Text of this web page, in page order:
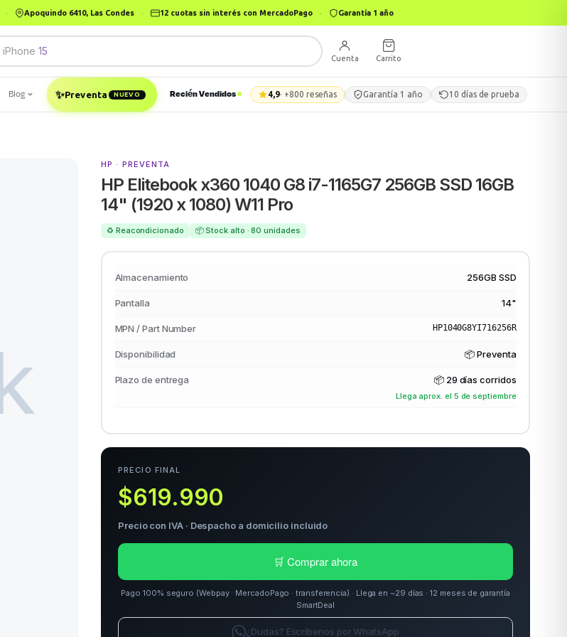
· Apoquindo 6410, Las Condes · 12 cuotas sin interés con MercadoPago · Garantía 1 año
Cuenta Carrito
Blog ✨Preventa NUEVO Recién Vendidos 4,9· +800 reseñas Garantía 1 año 10 días de prueba
HP · PREVENTA
HP Elitebook x360 1040 G8 i7-1165G7 256GB SSD 16GB
14" (1920 x 1080) W11 Pro
♻️ Reacondicionado 📦 Stock alto · 80 unidades
Almacenamiento 256GB SSD
Pantalla 14"
MPN / Part Number HP1040G8YI716256R
Disponibilidad 📦 Preventa
Plazo de entrega 📦 29 días corridos
Llega aprox. el 5 de septiembre
PRECIO FINAL
$619.990
Precio con IVA · Despacho a domicilio incluido
🛒 Comprar ahora
Pago 100% seguro (Webpay · MercadoPago · transferencia) · Llega en ~29 días · 12 meses de garantía
SmartDeal
¿Dudas? Escríbenos por WhatsApp